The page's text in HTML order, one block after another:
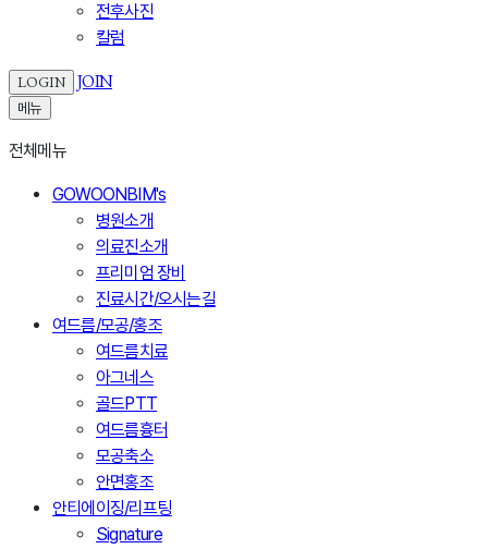
전후사진
칼럼
LOGIN JOIN
메뉴
전체메뉴
GOWOONBIM's
병원소개
의료진소개
프리미엄 장비
진료시간/오시는길
여드름/모공/홍조
여드름치료
아그네스
골드PTT
여드름흉터
모공축소
안면홍조
안티에이징/리프팅
Signature